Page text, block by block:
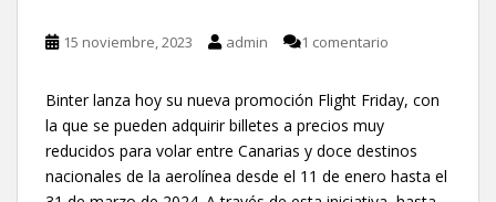
15 noviembre, 2023 admin 1 comentario
Binter lanza hoy su nueva promoción Flight Friday, con
la que se pueden adquirir billetes a precios muy
reducidos para volar entre Canarias y doce destinos
nacionales de la aerolínea desde el 11 de enero hasta el